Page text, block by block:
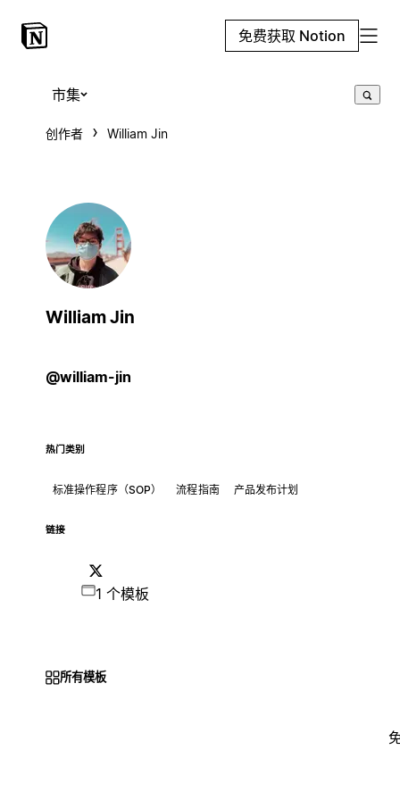
免费获取 Notion
市集
创作者 William Jin
William Jin
@william-jin
热门类别
标准操作程序（SOP） 流程指南 产品发布计划
链接
1 个模板
所有模板